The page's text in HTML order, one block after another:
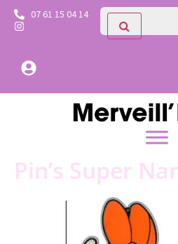
07 61 15 04 14
Pin’s Super